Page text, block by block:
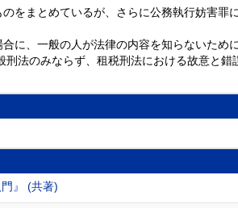
をまとめているが、さらに公務執行妨害罪
に、一般の人が法律の内容を知らないため
法のみならず、租税刑法における故意と
』 (共著)